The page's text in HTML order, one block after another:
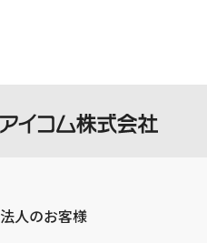
法人のお客様